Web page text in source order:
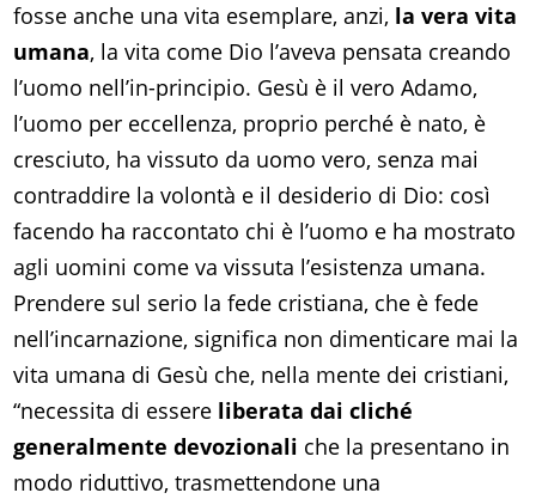
fosse anche una vita esemplare, anzi, la vera vita
umana, la vita come Dio l’aveva pensata creando
l’uomo nell’in-principio. Gesù è il vero Adamo,
l’uomo per eccellenza, proprio perché è nato, è
cresciuto, ha vissuto da uomo vero, senza mai
contraddire la volontà e il desiderio di Dio: così
facendo ha raccontato chi è l’uomo e ha mostrato
agli uomini come va vissuta l’esistenza umana.
Prendere sul serio la fede cristiana, che è fede
nell’incarnazione, significa non dimenticare mai la
vita umana di Gesù che, nella mente dei cristiani,
“necessita di essere liberata dai cliché
generalmente devozionali che la presentano in
modo riduttivo, trasmettendone una